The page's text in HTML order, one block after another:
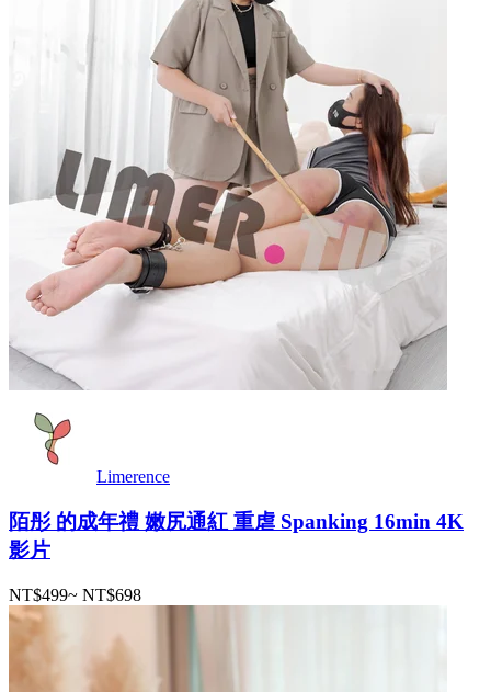
Limerence
陌彤 的成年禮 嫩尻通紅 重虐 Spanking 16min 4K
影片
NT$499~ NT$698